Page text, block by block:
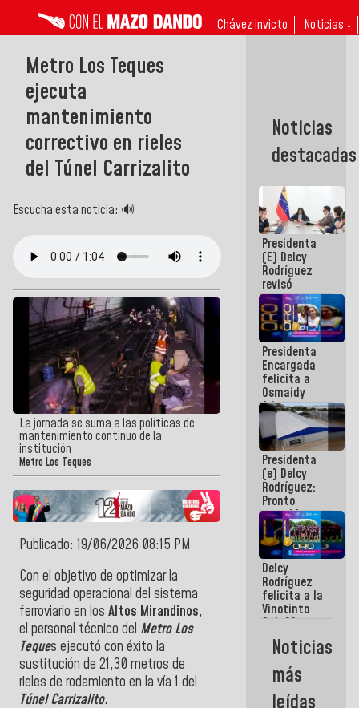
Chávez invicto Noticias ↓
Metro Los Teques
ejecuta
mantenimiento
correctivo en rieles
del Túnel Carrizalito
Escucha esta noticia: 🔊
La jornada se suma a las políticas de
mantenimiento continuo de la
institución
Metro Los Teques
Publicado: 19/06/2026 08:15 PM
Con el objetivo de optimizar la
seguridad operacional del sistema
ferroviario en los Altos Mirandinos,
el personal técnico del Metro Los
Teques ejecutó con éxito la
sustitución de 21,30 metros de
rieles de rodamiento en la vía 1 del
Túnel Carrizalito.
Noticias
destacadas
Presidenta
(E) Delcy
Rodríguez
revisó
agenda
económica y
ejecución de
fondos de
emergencia
post-sismos
Presidenta
Encargada
felicita a
Osmaidy
Arias y
Giraly
Marcano por
hacer
historia en
los
Centroamericanos
Presidenta
(e) Delcy
Rodríguez:
Pronto
restableceremos
las
operaciones
en el
Aeropuerto
Internacional
de
Maiquetía
Delcy
Rodríguez
felicita a la
Vinotinto
Sub 20
campeona
frente
México Sub
23 en los
Centroamericanos
Noticias
más